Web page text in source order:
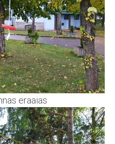
eraaias